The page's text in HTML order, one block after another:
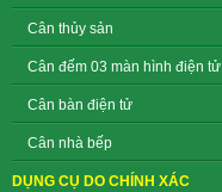
Cân thủy sản
Cân đếm 03 màn hình điện tử
Cân bàn điện tử
Cân nhà bếp
DỤNG CỤ DO CHÍNH XÁC